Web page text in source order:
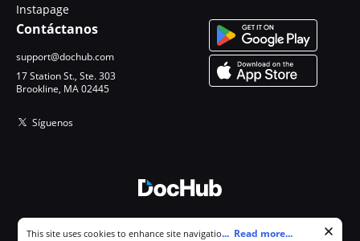
Instapage
Contáctanos
support@dochub.com
17 Station St., Ste. 303
Brookline, MA 02445
Síguenos
Cookie consent notice
This site uses cookies to enhance site navigation and personalize
... Read more...